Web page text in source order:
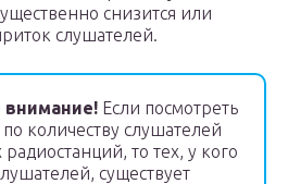
снизится или
слушателей.
внимание! Если посмотреть
по количеству слушателей
то тех, у кого
существует